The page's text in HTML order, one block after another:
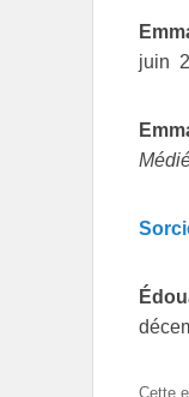
juin
Cette